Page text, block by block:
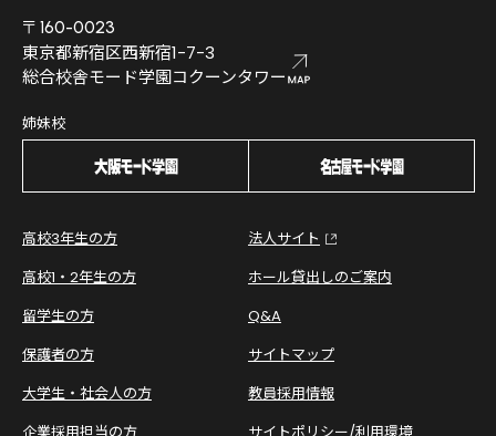
〒160-0023
東京都新宿区西新宿1-7-3
総合校舎モード学園コクーンタワー
姉妹校
高校3年生の方
高校1・2年生の方
留学生の方
保護者の方
大学生・社会人の方
法人サイト
ホール貸出しのご案内
Q&A
サイトマップ
教員採用情報